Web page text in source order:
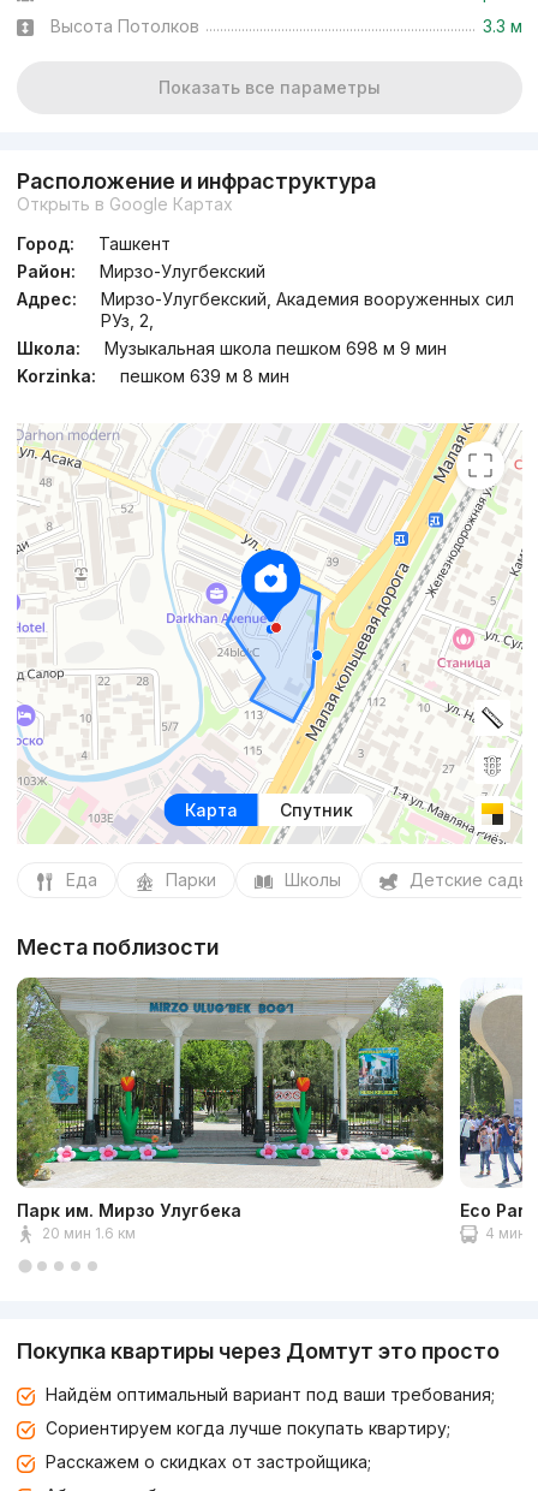
Высота Потолков
3.3 м
Показать все параметры
Расположение и инфраструктура
Открыть в Google Картах
Город:
Ташкент
Район:
Мирзо-Улугбекский
Адрес:
Мирзо-Улугбекский, Академия вооруженных сил
РУз, 2,
Школа:
Музыкальная школа пешком 698 м 9 мин
Korzinka:
пешком 639 м 8 мин
Карта Спутник
Еда Парки Школы Детские сады
Места поблизости
Парк им. Мирзо Улугбека
20 мин 1.6 км
Eco Park
4 мин
Покупка квартиры через Домтут это просто
Найдём оптимальный вариант под ваши требования;
Сориентируем когда лучше покупать квартиру;
Расскажем о скидках от застройщика;